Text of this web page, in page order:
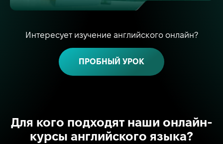
Интересует изучение английского онлайн?
ПРОБНЫЙ УРОК
Для кого подходят наши онлайн-
курсы английского языка?